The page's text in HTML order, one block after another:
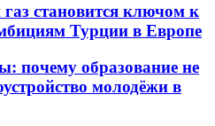
становится ключом к
Турции в Европе
почему образование не
молодёжи в